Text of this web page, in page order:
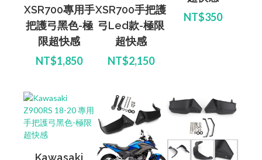
XSR700專用手
把護弓黑色-極
限超快感
NT$1,850
XSR700手把護
弓Led款-極限
超快感
NT$2,150
NT$350
Kawasaki